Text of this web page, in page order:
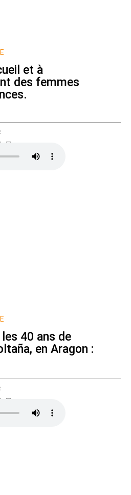
ici
les nouveaux commentaires
et à
des femmes
40 ans de
en Aragon :